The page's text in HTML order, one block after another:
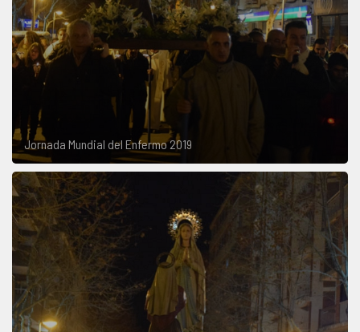
Jornada Mundial del Enfermo 2019